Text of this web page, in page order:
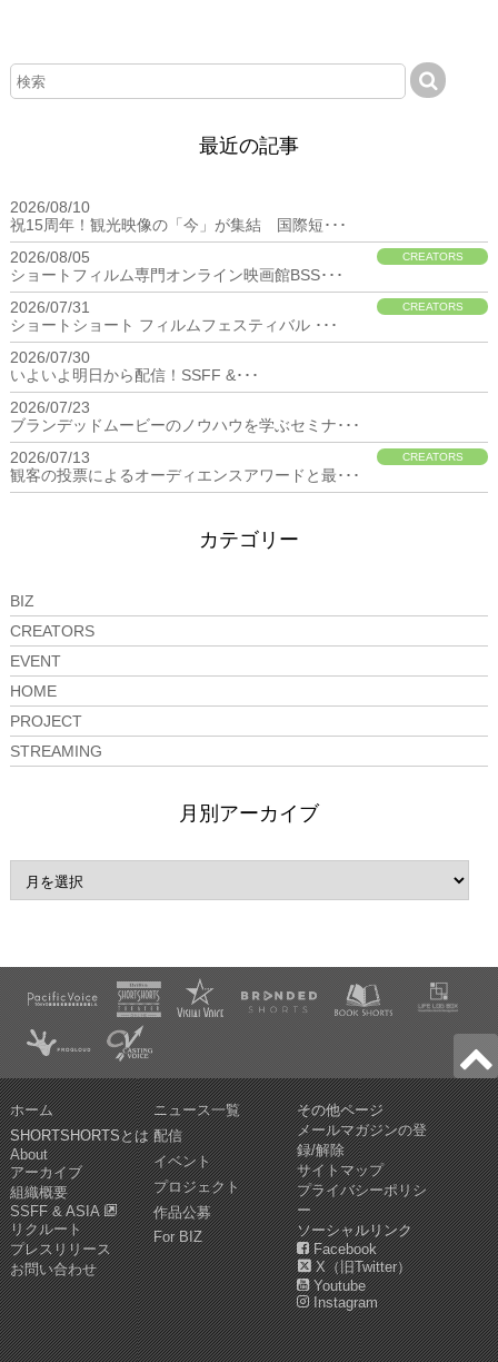
最近の記事
2026/08/10
祝15周年！観光映像の「今」が集結 国際短･･･
2026/08/05
CREATORS
ショートフィルム専門オンライン映画館BSS･･･
2026/07/31
CREATORS
ショートショート フィルムフェスティバル ･･･
2026/07/30
いよいよ明日から配信！SSFF &･･･
2026/07/23
ブランデッドムービーのノウハウを学ぶセミナ･･･
2026/07/13
CREATORS
観客の投票によるオーディエンスアワードと最･･･
カテゴリー
BIZ
CREATORS
EVENT
HOME
PROJECT
STREAMING
月別アーカイブ
ホーム
SHORTSHORTSとは
About
アーカイブ
組織概要
SSFF & ASIA
リクルート
プレスリリース
お問い合わせ
ニュース一覧
配信
イベント
プロジェクト
作品公募
For BIZ
その他ページ
メールマガジンの登
録/解除
サイトマップ
プライバシーポリシ
ー
ソーシャルリンク
Facebook
X（旧Twitter）
Youtube
Instagram